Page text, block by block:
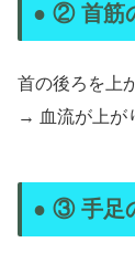
● ② 首筋
首の後ろを上
→ 血流が上が
● ③ 手足